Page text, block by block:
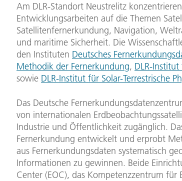
Am DLR-Standort Neustrelitz
Entwicklungsarbeiten auf die Themen
Satellitenfernerkundung, Navigation,
und maritime Sicherheit. Die
den Instituten Deutsches
Methodik der Fernerkundung, DLR-
sowie DLR-Institut für Solar-Terrestrische
Das Deutsche
von internationalen
Industrie und Öffentlichkeit zugänglich.
Fernerkundung entwickelt und erprobt
aus Fernerkundungsdaten systematisch
Informationen zu gewinnen. Beide
Center (EOC), das Kompetenzzentrum